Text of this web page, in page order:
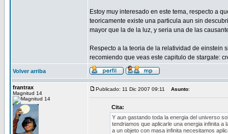
Estoy muy interesado en este tema, respecto a
teoricamente existe una particula aun sin
mayor que la de la luz, y seria una de las
Respecto a la teoria de la relatividad de einstein
recomiendo que veas este capitulo de stargate:
Volver arriba
frantrax
Magnitud 14
Publicado: 11 Dic 2007 09:11 Asunto:
Cita:
Y aun gastando toda la energia del universo
tendriamos que aplicarle una energia infinita a
a un objeto con masa infinita necesitamos